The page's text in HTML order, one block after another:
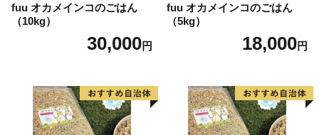
fuu オカメインコのごはん
（10kg）
30,000円
fuu オカメインコのごはん
（5kg）
18,000円